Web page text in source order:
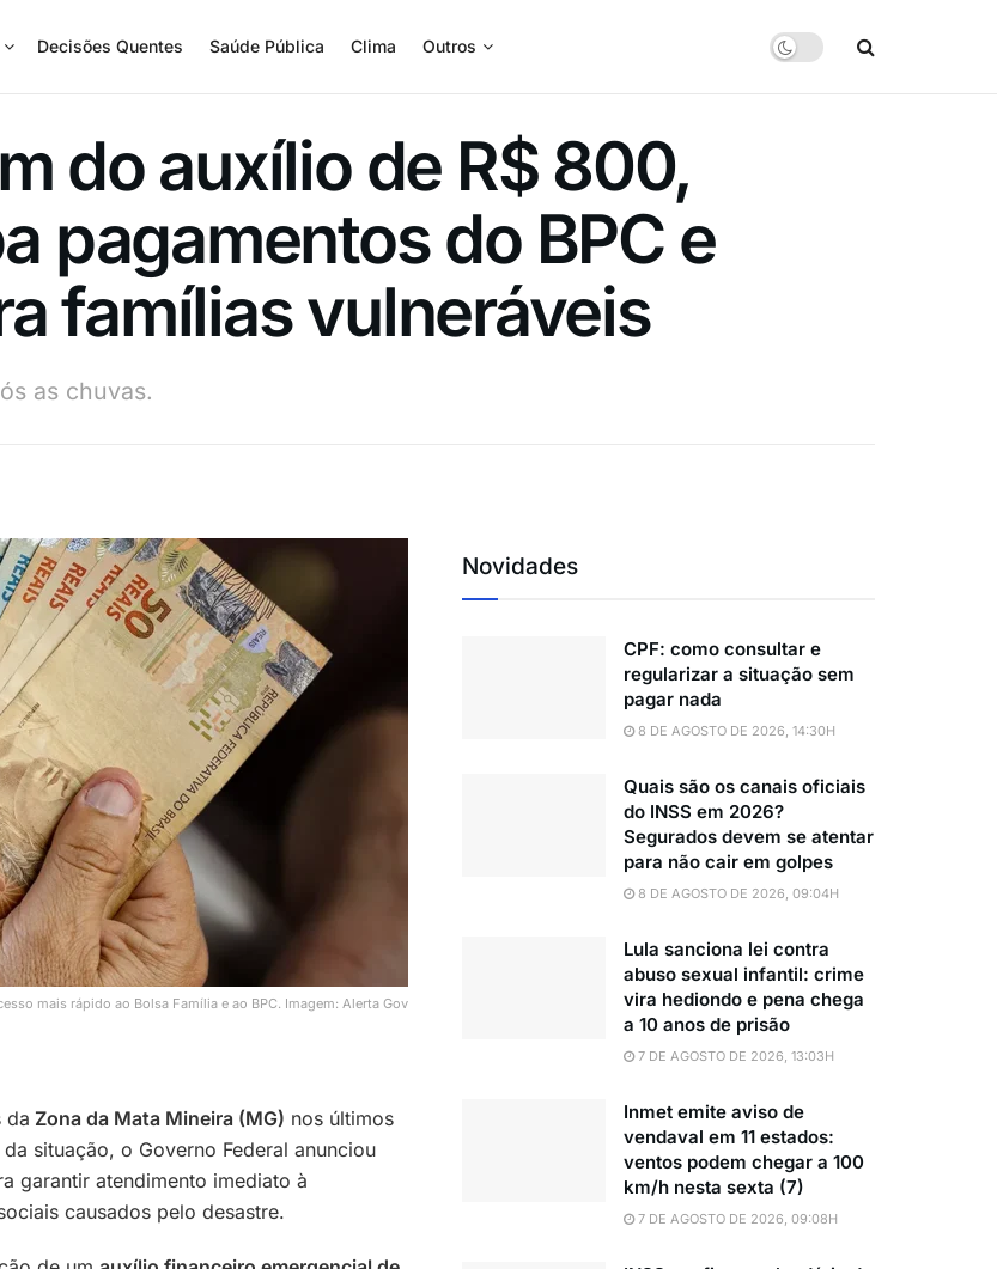
Decisões Quentes Saúde Pública Clima Outros
do auxílio de R$ 800,
pagamentos do BPC e
famílias vulneráveis
as chuvas.
mais rápido ao Bolsa Família e ao BPC. Imagem: Alerta Gov
da Zona da Mata Mineira (MG) nos últimos
situação, o Governo Federal anunciou
garantir atendimento imediato à
causados pelo desastre.
Novidades
CPF: como consultar e
regularizar a situação sem
pagar nada
8 DE AGOSTO DE 2026, 14:30H
Quais são os canais oficiais
do INSS em 2026?
Segurados devem se atentar
para não cair em golpes
8 DE AGOSTO DE 2026, 09:04H
Lula sanciona lei contra
abuso sexual infantil: crime
vira hediondo e pena chega
a 10 anos de prisão
7 DE AGOSTO DE 2026, 13:03H
Inmet emite aviso de
vendaval em 11 estados:
ventos podem chegar a 100
km/h nesta sexta (7)
7 DE AGOSTO DE 2026, 09:08H